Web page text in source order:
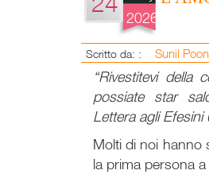
2026
Scritto da: : Sunil
“Rivestitevi della
possiate star
Lettera agli Efesini
Molti di noi hanno
la prima persona